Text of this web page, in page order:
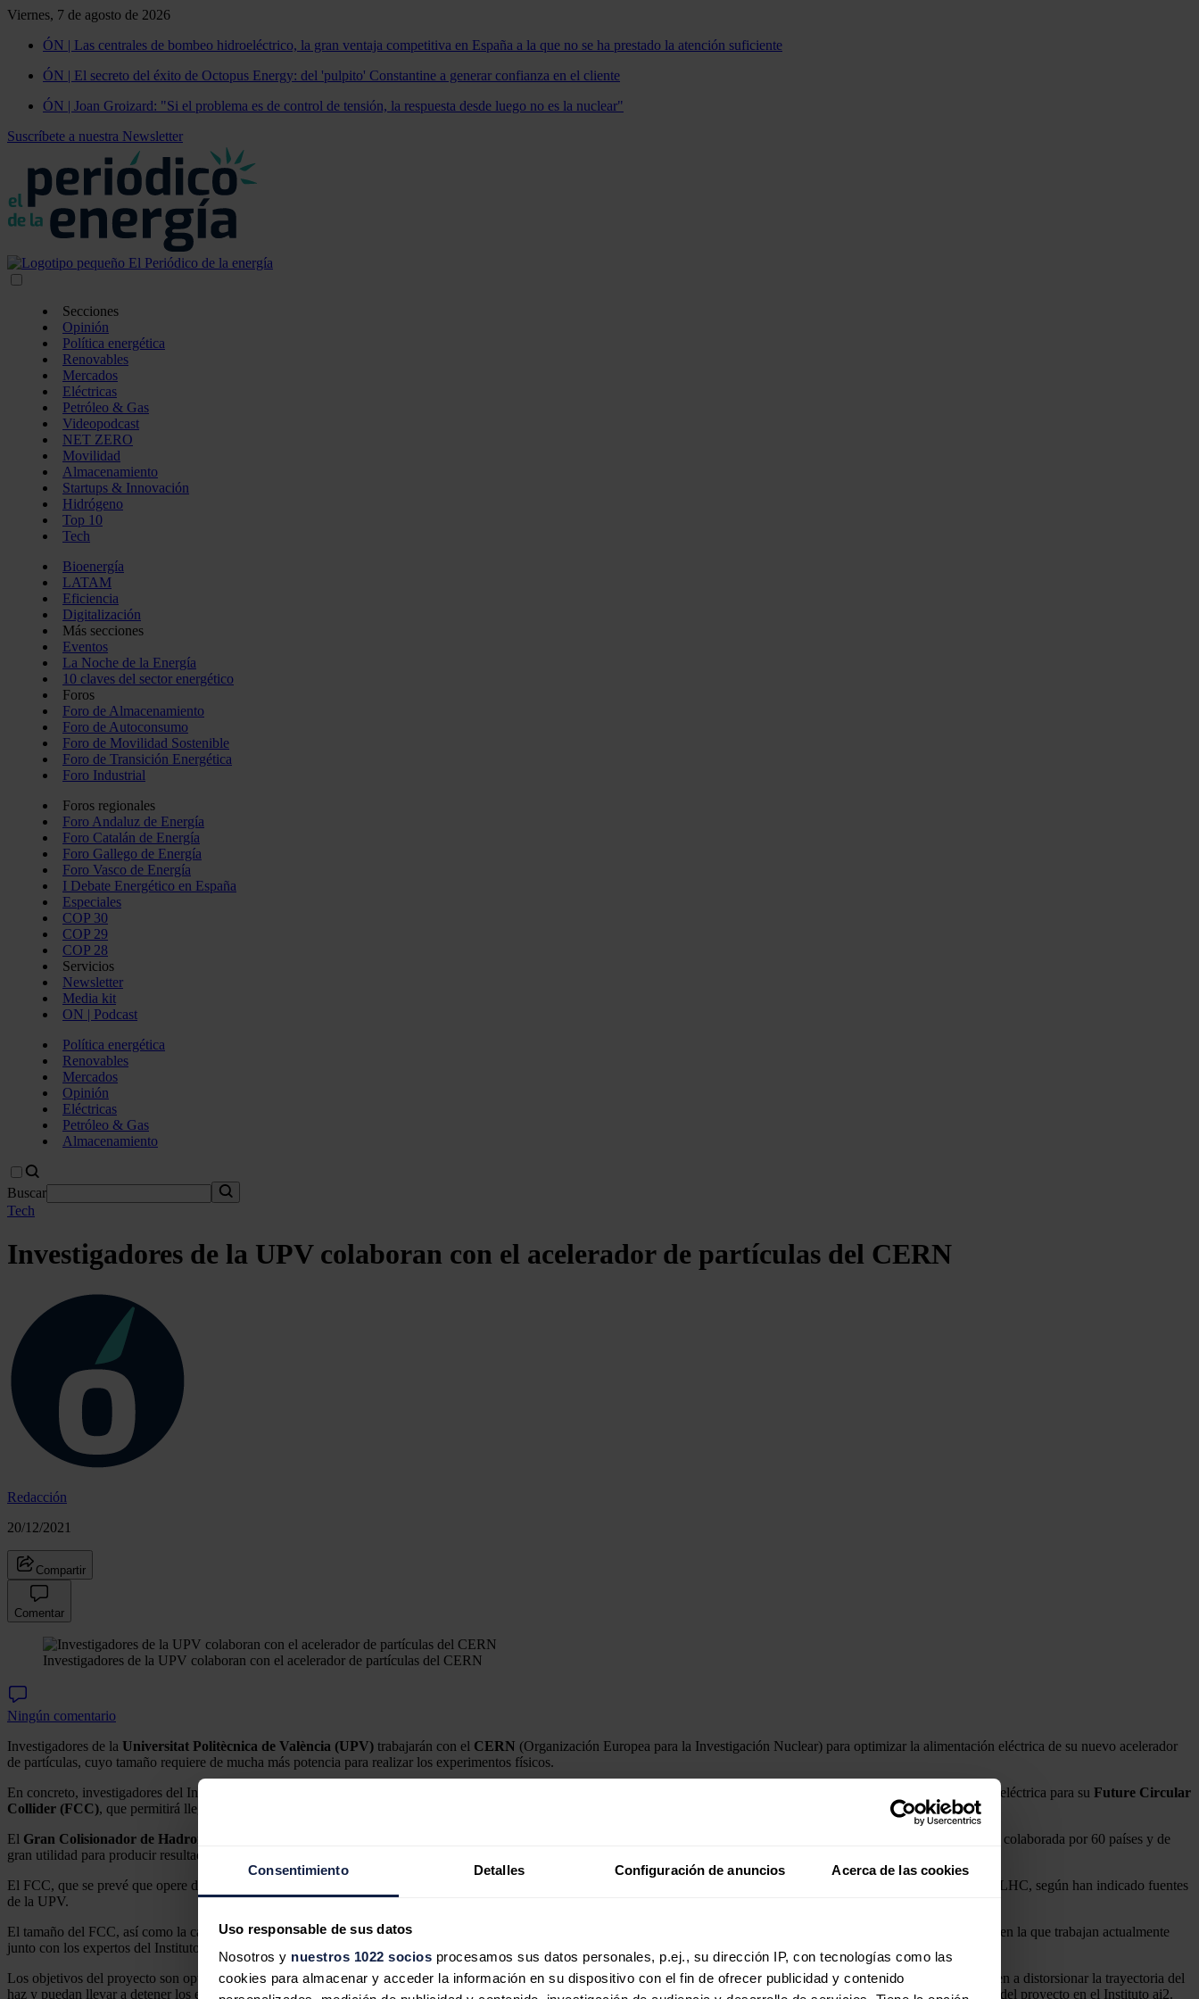
Consentimiento Detalles Configuración de anuncios Acerca de las cookies
Uso responsable de sus datos
Nosotros y nuestros 1022 socios procesamos sus datos personales, p.ej., su dirección IP, con tecnologías como las
cookies para almacenar y acceder la información en su dispositivo con el fin de ofrecer publicidad y contenido
Viernes, 7 de agosto de 2026
ÓN | Las centrales de bombeo hidroeléctrico, la gran ventaja competitiva en España a la que no se ha prestado la atención suficiente
ÓN | El secreto del éxito de Octopus Energy: del 'pulpito' Constantine a generar confianza en el cliente
ÓN | Joan Groizard: "Si el problema es de control de tensión, la respuesta desde luego no es la nuclear"
Suscríbete a nuestra Newsletter
Secciones
Opinión
Política energética
Renovables
Mercados
Eléctricas
Petróleo & Gas
Videopodcast
NET ZERO
Movilidad
Almacenamiento
Startups & Innovación
Hidrógeno
Top 10
Tech
Bioenergía
LATAM
Eficiencia
Digitalización
Más secciones
Eventos
La Noche de la Energía
10 claves del sector energético
Foros
Foro de Almacenamiento
Foro de Autoconsumo
Foro de Movilidad Sostenible
Foro de Transición Energética
Foro Industrial
Foros regionales
Foro Andaluz de Energía
Foro Catalán de Energía
Foro Gallego de Energía
Foro Vasco de Energía
I Debate Energético en España
Especiales
COP 30
COP 29
COP 28
Servicios
Newsletter
Media kit
ON | Podcast
Política energética
Renovables
Mercados
Opinión
Eléctricas
Petróleo & Gas
Almacenamiento
Buscar
Tech
Investigadores de la UPV colaboran con el acelerador de partículas del CERN
Redacción
20/12/2021
Compartir
Comentar
Investigadores de la UPV colaboran con el acelerador de partículas del CERN
Ningún comentario
Investigadores de la Universitat Politècnica de València (UPV) trabajarán con el CERN (Organización Europea para la Investigación Nuclear) para optimizar la alimentación eléctrica de su nuevo acelerador
de partículas, cuyo tamaño requiere de mucha más potencia para realizar los experimentos físicos.
En concreto, investigadores del Instituto Universitario de Automática e Informática Industrial (Instituto ai2) de la UPV colaborarán con el CERN en los estudios de alimentación eléctrica para su Future Circular
Collider (FCC), que permitirá llegar a niveles de energía muy superiores al actual colisionador, el
(Large Hadron Collider o Gran Colisionador de Hadrones).
El Gran Colisionador de Hadrones
es una ingeniería de 27 kilómetros de circunferencia y con más de 9.000 imanes en su interior, la más grande construida hasta la actualidad, colaborada por 60 países y de
gran utilidad para producir resultados científicos y nuevas tecnologías informáticas e industriales.
El FCC, que se prevé que opere durante las próximas décadas, ampliará la circunferencia a 100 kilómetros, lo que permitirá multiplicar por ocho la energía de colisión del actual LHC, según han indicado fuentes
de la UPV.
El tamaño del FCC, así como la cantidad de imanes, hace necesaria mucha más potencia eléctrica para realizar los experimentos físicos, por lo que requiere de una optimización, en la que trabajan actualmente
junto con los expertos del Instituto ai2 de la UPV.
Los objetivos del proyecto son optimizar el consumo del FCC y conseguir una mayor robustez en el sistema "para evitar que transitorios en la red eléctrica francesa o suiza lleguen a distorsionar la trayectoria del
haz y puedan llevar a detener los experimentos físicos durante largos periodos, dado el tiempo necesario para 'rearrancar' los experimentos", explica Ramón Blasco, investigador del proyecto en el Instituto ai2.